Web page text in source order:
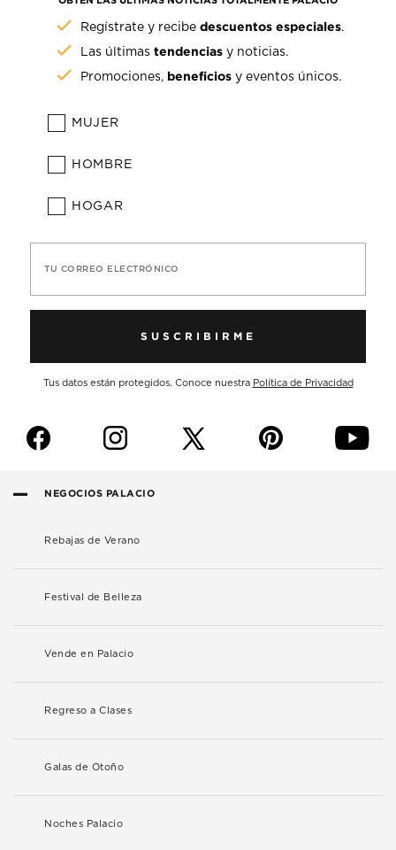
Regístrate y recibedescuentos especiales.
Las últimastendencias y noticias.
Promociones, beneficios y eventos únicos.
MUJER
HOMBRE
HOGAR
TU CORREO ELECTRÓNICO
SUSCRIBIRME
Tus datos están protegidos. Conoce nuestra Política de Privacidad
f i p y
NEGOCIOS PALACIO
Rebajas de Verano
Festival de Belleza
Vende en Palacio
Regreso a Clases
Galas de Otoño
Noches Palacio